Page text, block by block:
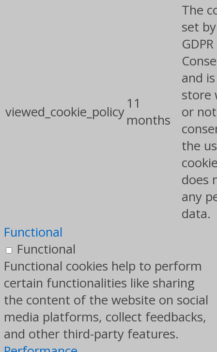
viewed_cookie_policy
11
months
The
set
and
store
or
the
does
any
data.
Functional
Functional
Functional cookies help to perform
certain functionalities like sharing
the content of the website on social
media platforms, collect feedbacks,
and other third-party features.